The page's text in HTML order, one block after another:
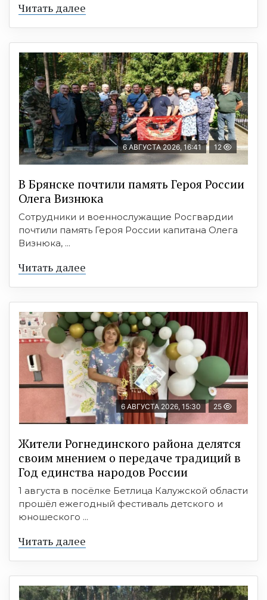
Читать далее
6 АВГУСТА 2026, 16:41 12
В Брянске почтили память Героя России
Олега Визнюка
Сотрудники и военнослужащие Росгвардии
почтили память Героя России капитана Олега
Визнюка, ...
Читать далее
6 АВГУСТА 2026, 15:30 25
Жители Рогнединского района делятся
своим мнением о передаче традиций в
Год единства народов России
1 августа в посёлке Бетлица Калужской области
прошёл ежегодный фестиваль детского и
юношеского ...
Читать далее